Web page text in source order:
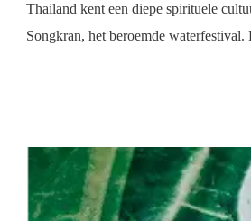
Thailand kent een diepe spirituele
Songkran, het beroemde